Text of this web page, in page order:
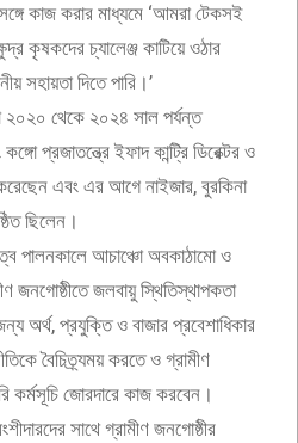
কাজ করার মাধ্যমে ‘আমরা টেকসই
কৃষকদের চ্যালেঞ্জ কাটিয়ে ওঠার
সহায়তা দিতে পারি।’
২০২০ থেকে ২০২৪ সাল পর্যন্ত
প্রজাতন্ত্রে ইফাদ কান্ট্রি ডিরেক্টর ও
করেছেন এবং এর আগে নাইজার, বুরকিনা
ছিলেন।
পালনকালে আচাঞ্চো অবকাঠামো ও
জনগোষ্ঠীতে জলবায়ু স্থিতিস্থাপকতা
অর্থ, প্রযুক্তি ও বাজার প্রবেশাধিকার
বৈচিত্র্যময় করতে ও গ্রামীণ
কর্মসূচি জোরদারে কাজ করবেন।
সাথে গ্রামীণ জনগোষ্ঠীর